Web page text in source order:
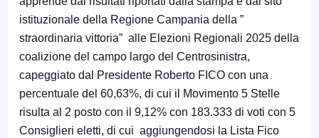
istituzionale della Regione Campania della ”
straordinaria vittoria” alle Elezioni Regionali 2025 della
coalizione del campo largo del Centrosinistra,
capeggiato dal Presidente Roberto FICO con una
percentuale del 60,63%, di cui il Movimento 5 Stelle
risulta al 2 posto con il 9,12% con 183.333 di voti con 5
Consiglieri eletti, di cui aggiungendosi la Lista Fico